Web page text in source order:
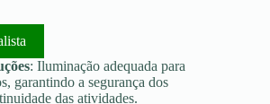
: Iluminação adequada para
garantindo a segurança dos
das atividades.